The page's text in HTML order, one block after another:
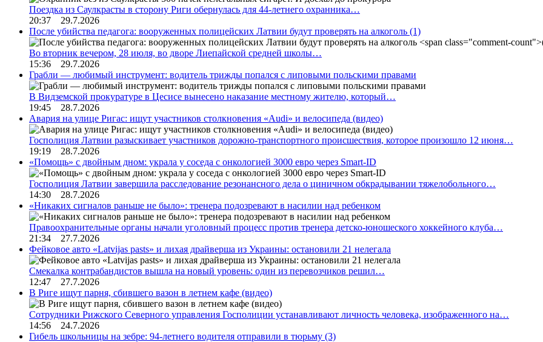
Поездка из Саулкрасты в сторону Риги обернулась для 44-летнего охранника…
20:37 29.7.2026
После убийства педагога: вооруженных полицейских Латвии будут проверять на алкоголь (1)
Во вторник вечером, 28 июля, во дворе Лиепайской средней школы…
15:36 29.7.2026
Грабли — любимый инструмент: водитель трижды попался с липовыми польскими правами
В Видземской прокуратуре в Цесисе вынесено наказание местному жителю, который…
19:45 28.7.2026
Авария на улице Ригас: ищут участников столкновения «Audi» и велосипеда (видео)
Госполиция Латвии разыскивает участников дорожно-транспортного происшествия, которое произошло 12 июня…
19:19 28.7.2026
«Помощь» с двойным дном: украла у соседа с онкологией 3000 евро через Smart-ID
Госполиция Латвии завершила расследование резонансного дела о циничном обкрадывании тяжелобольного…
14:30 28.7.2026
«Никаких сигналов раньше не было»: тренера подозревают в насилии над ребенком
Правоохранительные органы начали уголовный процесс против тренера детско-юношеского хоккейного клуба…
21:34 27.7.2026
Фейковое авто «Latvijas pasts» и лихая драйверша из Украины: остановили 21 нелегала
Смекалка контрабандистов вышла на новый уровень: один из перевозчиков решил…
12:47 27.7.2026
В Риге ищут парня, сбившего вазон в летнем кафе (видео)
Сотрудники Рижского Северного управления Госполиции устанавливают личность человека, изображенного на…
14:56 24.7.2026
Гибель школьницы на зебре: 94-летнего водителя отправили в тюрьму (3)